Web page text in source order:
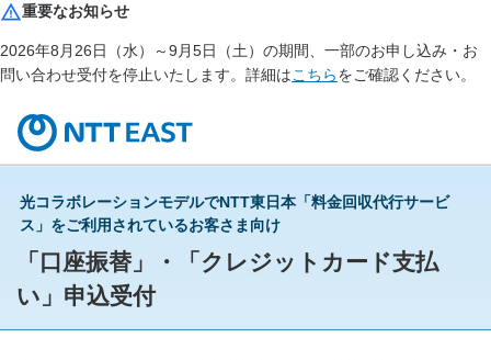
重要なお知らせ
2026年8月26日（水）～9月5日（土）の期間、一部のお申し込み・お
問い合わせ受付を停止いたします。詳細はこちらをご確認ください。
光コラボレーションモデルでNTT東日本「料金回収代行サービ
ス」をご利用されているお客さま向け
「口座振替」・「クレジットカード支払
い」申込受付